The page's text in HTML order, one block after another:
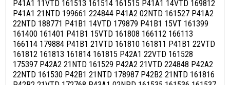
P41A1 11VTD 161513 161514 161515 P41A1 14VTD 169812
P41A1 21NTD 199661 224844 P41A2 02NTD 161527 P41A2
22NTD 188771 P41B1 14VTD 179879 P41B1 15VT 161399
161400 161401 P41B1 15VTD 161808 166112 166113
166114 179884 P41B1 21VTD 161810 161811 P41B1 22VTD
161812 161813 161814 161815 P42A1 22VTD 161528
175397 P42A2 21NTD 161529 P42A2 21VTD 224848 P42A2
22NTD 161530 P42B1 21NTD 178987 P42B2 21NTD 161816